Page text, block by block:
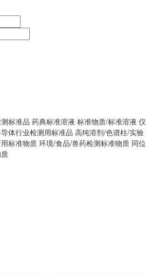
标准品 药典标准溶液 标准物质/标准溶液 仪
体行业检测用标准品 高纯溶剂/色谱柱/实验
标准物质 环境/食品/兽药检测标准物质 同位